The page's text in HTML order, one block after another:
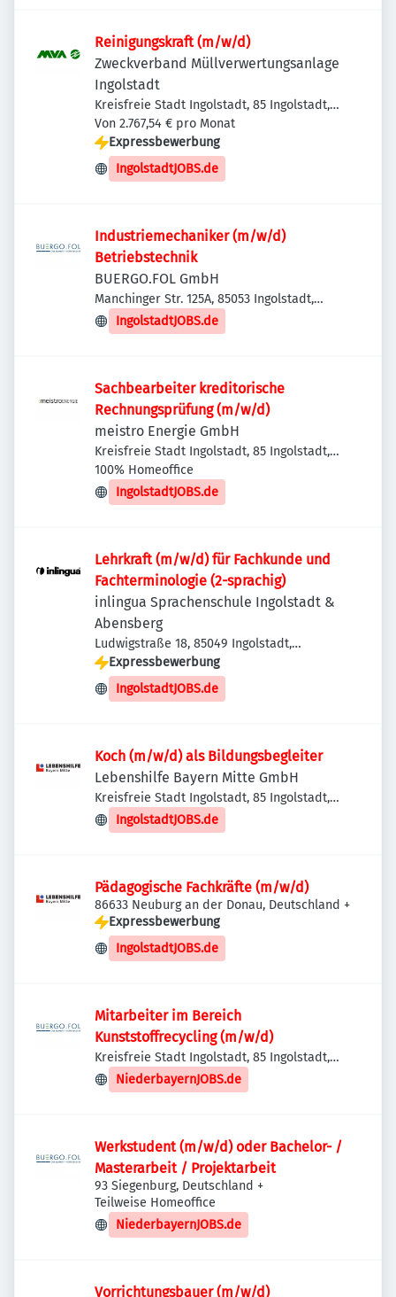
Reinigungskraft (m/w/d)
Zweckverband Müllverwertungsanlage
Ingolstadt
Kreisfreie Stadt Ingolstadt, 85 Ingolstadt,
Deutschland
Von 2.767,54 € pro Monat
Expressbewerbung
IngolstadtJOBS.de
Industriemechaniker (m/w/d)
Betriebstechnik
BUERGO.FOL GmbH
Manchinger Str. 125A, 85053 Ingolstadt,
Deutschland
IngolstadtJOBS.de
Sachbearbeiter kreditorische
Rechnungsprüfung (m/w/d)
meistro Energie GmbH
Kreisfreie Stadt Ingolstadt, 85 Ingolstadt,
Deutschland
100% Homeoffice
IngolstadtJOBS.de
Lehrkraft (m/w/d) für Fachkunde und
Fachterminologie (2-sprachig)
inlingua Sprachenschule Ingolstadt &
Abensberg
Ludwigstraße 18, 85049 Ingolstadt,
Deutschland
Expressbewerbung
IngolstadtJOBS.de
Koch (m/w/d) als Bildungsbegleiter
Lebenshilfe Bayern Mitte GmbH
Kreisfreie Stadt Ingolstadt, 85 Ingolstadt,
Deutschland
IngolstadtJOBS.de
Pädagogische Fachkräfte (m/w/d)
86633 Neuburg an der Donau, Deutschland +
Expressbewerbung
IngolstadtJOBS.de
Mitarbeiter im Bereich
Kunststoffrecycling (m/w/d)
Kreisfreie Stadt Ingolstadt, 85 Ingolstadt,
Deutschland
NiederbayernJOBS.de
Werkstudent (m/w/d) oder Bachelor- /
Masterarbeit / Projektarbeit
93 Siegenburg, Deutschland +
Teilweise Homeoffice
NiederbayernJOBS.de
Vorrichtungsbauer (m/w/d)